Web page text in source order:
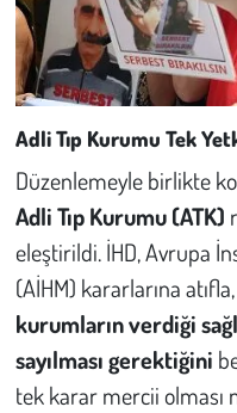
Adli Tıp Kurumu Tek
Düzenlemeyle birlikte
Adli Tıp Kurumu (ATK)
eleştirildi. İHD, Avrupa
(AİHM) kararlarına atıfla,
kurumların verdiği
sayılması gerektiğini
tek karar mercii olması